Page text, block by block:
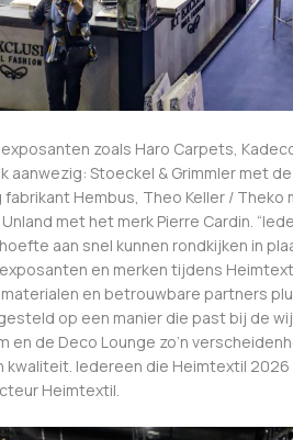
zoals Haro Carpets,
aanwezig: Stoeckel & Grimmler met
Hembus, Theo Keller / Theko
met het merk Pierre Cardin.
aan snel kunnen rondkijken in
en merken tijdens
en betrouwbare partners
op een manier die past bij de
en de Deco Lounge zo’n
kwaliteit. Iedereen die Heimtextil
Heimtextil.